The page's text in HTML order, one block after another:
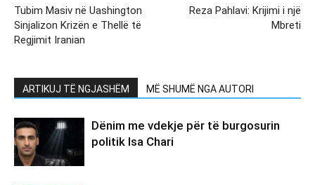
Tubim Masiv në Uashington
Sinjalizon Krizën e Thellë të
Regjimit Iranian
Reza Pahlavi: Krijimi i një
Mbreti
ARTIKUJ TË NGJASHËM MË SHUMË NGA AUTORI
Dënim me vdekje për të burgosurin
politik Isa Chari